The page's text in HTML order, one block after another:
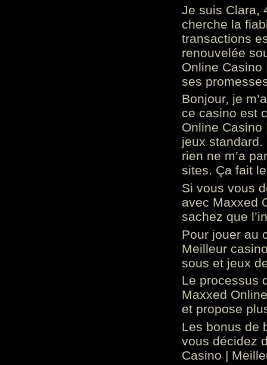
Je suis Clara,
cherche la
transactions
renouvelée
Online
ses
Bonjour, je
ce casino est
Online
jeux standard.
rien ne m’a
sites. Ça fait
Si vous vous
avec Maxxed
sachez que
Pour jouer au
Meilleur
sous et jeux
Le processus
Maxxed
et propose
Les bonus de
vous décidez
Casino |